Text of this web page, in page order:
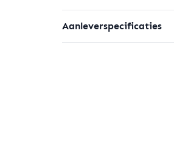
Aanleverspecificaties